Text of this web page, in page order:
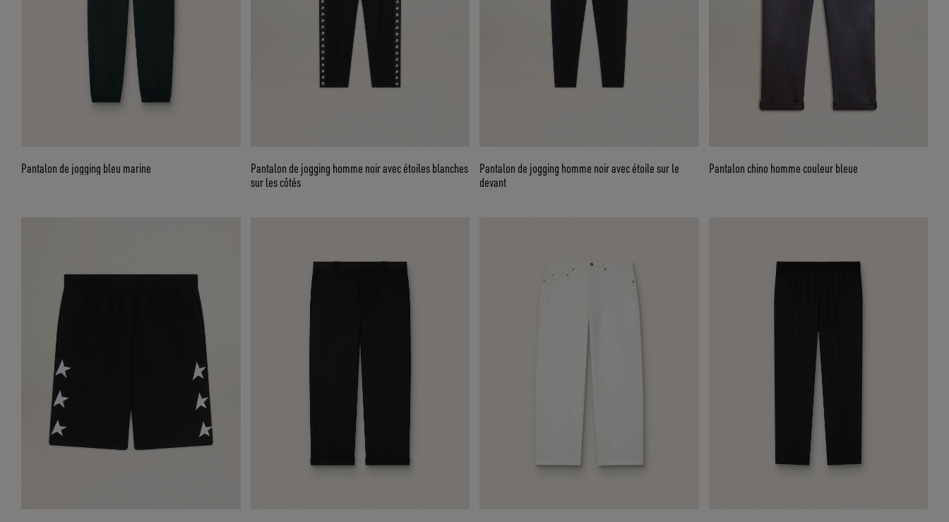
Pantalon de jogging bleu marine
Pantalon de jogging homme noir avec étoiles blanches
sur les côtés
Pantalon de jogging homme noir avec étoile sur le
devant
Pantalon chino homme couleur bleue